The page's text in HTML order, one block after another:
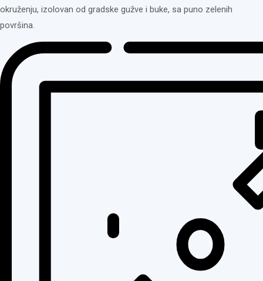
okruženju, izolovan od gradske gužve i buke, sa puno zelenih
površina.